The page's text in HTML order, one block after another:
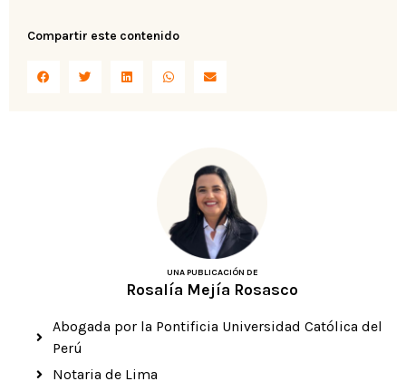
Compartir este contenido
UNA PUBLICACIÓN DE
Rosalía Mejía Rosasco
Abogada por la Pontificia Universidad Católica del
Perú
Notaria de Lima